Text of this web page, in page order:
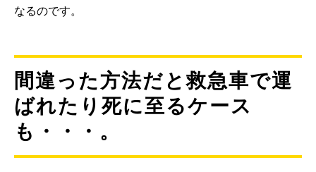
なるのです。
間違った方法だと救急車で運
ばれたり死に至るケース
も・・・。